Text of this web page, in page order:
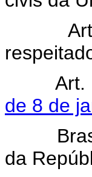
Art.
de 8 de
da